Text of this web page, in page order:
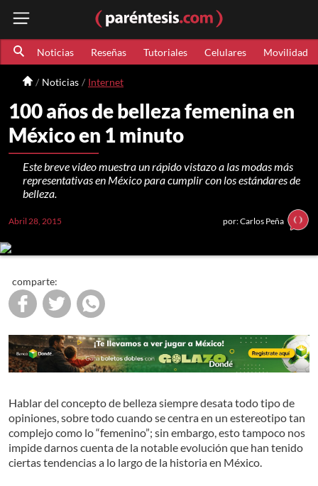
Noticias Reseñas Tutoriales Celulares Movilidad
Noticias Internet
100 años de belleza femenina en
México en 1 minuto
Este breve video muestra un rápido vistazo a las modas más
representativas en México para cumplir con los estándares de
belleza.
Abril 28, 2015 por: Carlos Peña
comparte:
Hablar del concepto de belleza siempre desata todo tipo de
opiniones, sobre todo cuando se centra en un estereotipo tan
complejo como lo “femenino”; sin embargo, esto tampoco nos
impide darnos cuenta de la notable evolución que han tenido
ciertas tendencias a lo largo de la historia en México.